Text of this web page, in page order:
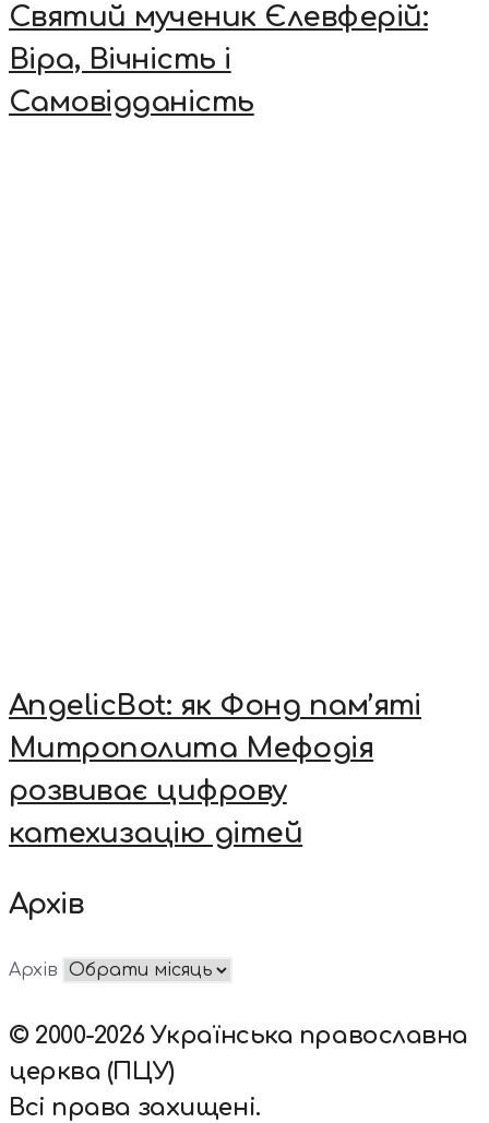
Святий мученик Єлевферій:
Віра, Вічність і
Самовідданість
AngelicBot: як Фонд пам’яті
Митрополита Мефодія
розвиває цифрову
катехизацію дітей
Архів
Архів
© 2000-2026 Українська православна
церква (ПЦУ)
Всі права захищені.